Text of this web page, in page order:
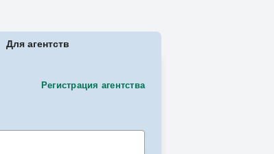
Для агентств
Регистрация агентства